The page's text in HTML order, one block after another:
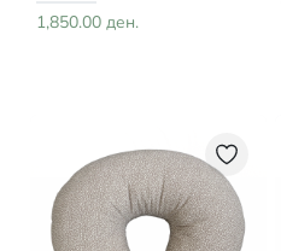
1,850.00 ден.